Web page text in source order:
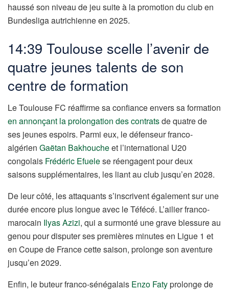
haussé son niveau de jeu suite à la promotion du club en
Bundesliga autrichienne en 2025.
14:39 Toulouse scelle l’avenir de
quatre jeunes talents de son
centre de formation
Le Toulouse FC réaffirme sa confiance envers sa formation
en annonçant la prolongation des contratsde quatre de
ses jeunes espoirs. Parmi eux, le défenseur franco-
algérien Gaëtan Bakhoucheet l’international U20
congolais Frédéric Efuelese réengagent pour deux
saisons supplémentaires, les liant au club jusqu’en 2028.
De leur côté, les attaquants s’inscrivent également sur une
durée encore plus longue avec le Téfécé. L’ailier franco-
marocain Ilyas Azizi, qui a surmonté une grave blessure au
genou pour disputer ses premières minutes en Ligue 1 et
en Coupe de France cette saison, prolonge son aventure
jusqu’en 2029.
Enfin, le buteur franco-sénégalais Enzo Fatyprolonge de